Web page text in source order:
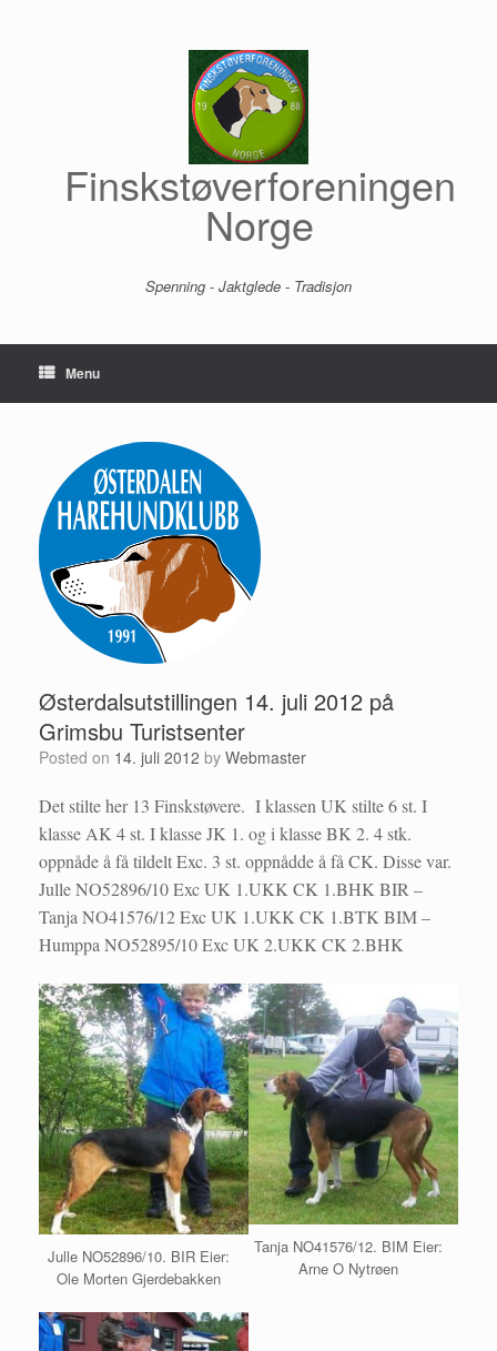
Finskstøverforeningen
Norge
Spenning - Jaktglede - Tradisjon
Menu
Østerdalsutstillingen 14. juli 2012 på
Grimsbu Turistsenter
Posted on 14. juli 2012 by Webmaster
Det stilte her 13 Finskstøvere. I klassen UK stilte 6 st. I
klasse AK 4 st. I klasse JK 1. og i klasse BK 2. 4 stk.
oppnåde å få tildelt Exc. 3 st. oppnådde å få CK. Disse var.
Julle NO52896/10 Exc UK 1.UKK CK 1.BHK BIR –
Tanja NO41576/12 Exc UK 1.UKK CK 1.BTK BIM –
Humppa NO52895/10 Exc UK 2.UKK CK 2.BHK
Julle NO52896/10. BIR Eier:
Ole Morten Gjerdebakken
Tanja NO41576/12. BIM Eier:
Arne O Nytrøen